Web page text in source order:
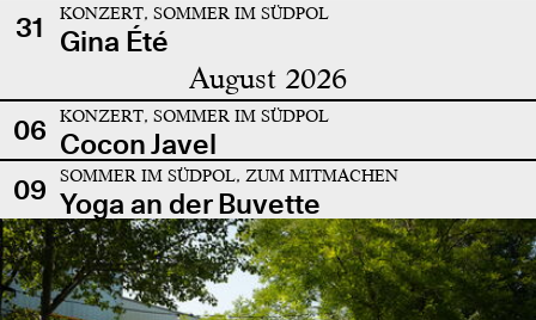
31
KONZERT, SOMMER IM SÜDPOL
Gina Été
August 2026
06 KONZERT, SOMMER IM SÜDPOL
Cocon Javel
09
SOMMER IM SÜDPOL, ZUM MITMACHEN
Yoga an der Buvette